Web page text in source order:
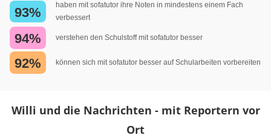
93%
haben mit sofatutor ihre Noten in mindestens einem Fach
verbessert
94% verstehen den Schulstoff mit sofatutor besser
92% können sich mit sofatutor besser auf Schularbeiten vorbereiten
Willi und die Nachrichten - mit Reportern vor
Ort